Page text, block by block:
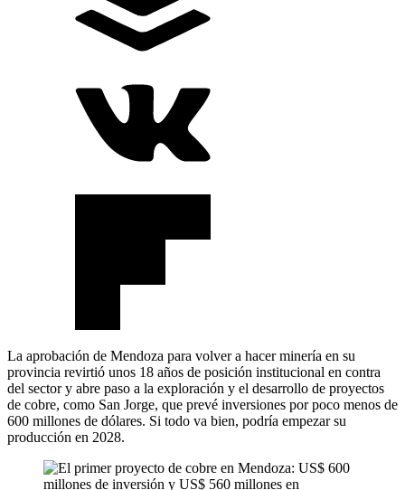
La aprobación de Mendoza para volver a hacer minería en su
provincia revirtió unos 18 años de posición institucional en contra
del sector y abre paso a la exploración y el desarrollo de proyectos
de cobre, como San Jorge, que prevé inversiones por poco menos de
600 millones de dólares. Si todo va bien, podría empezar su
producción en 2028.